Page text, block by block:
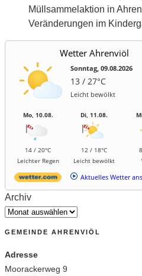
Müllsammelaktion in
Veränderungen im
Wetter Ahrenviöl
Sonntag, 09.08.2026
13 / 27°C
Leicht bewölkt
Mo, 10.08.
14 / 20°C
Leichter Regen
Di, 11.08.
12 / 18°C
Leicht bewölkt
Aktuelles Wetter
Archiv
GEMEINDE AHRENVIÖL
Adresse
Moorackerweg 9